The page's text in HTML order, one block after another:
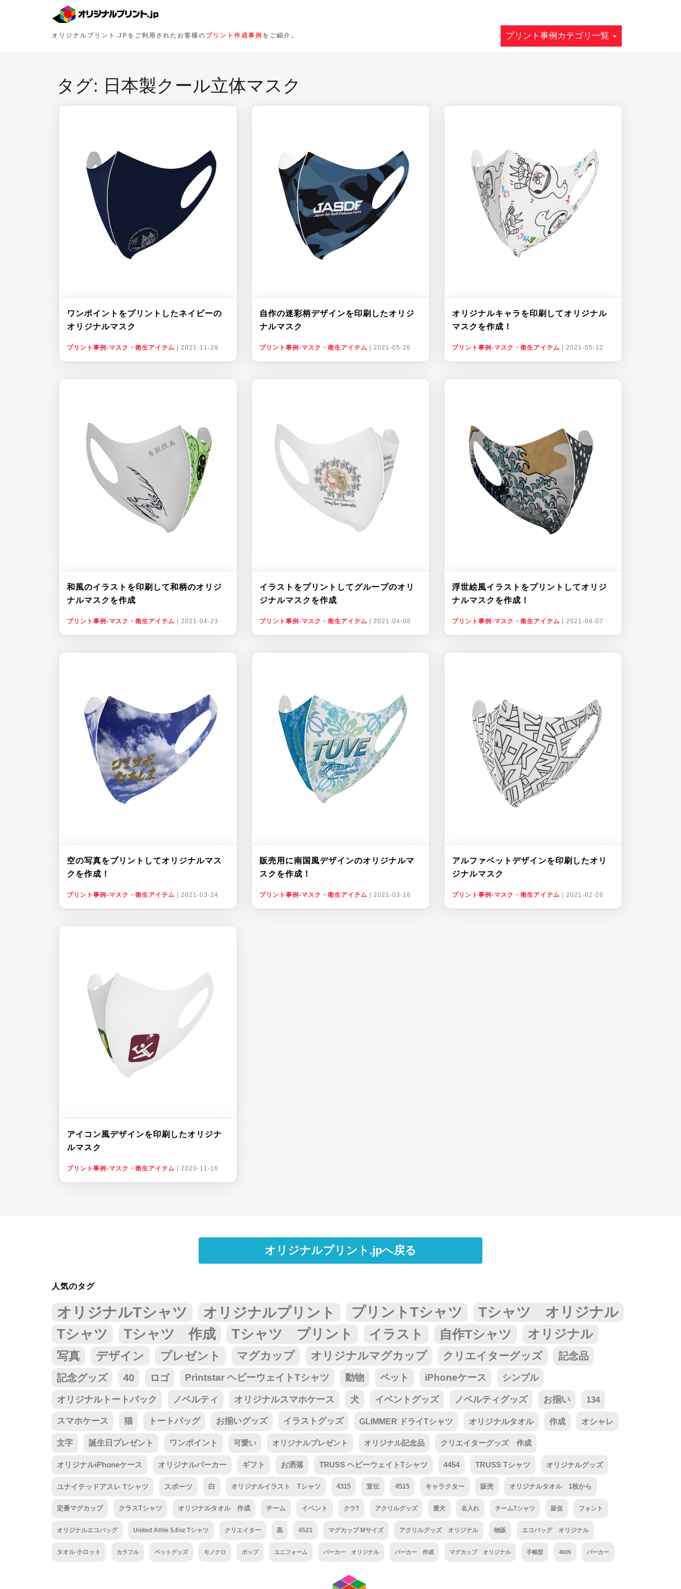
オリジナルプリント.JPをご利用されたお客様の プリント作成事例 をご紹介。 プリント事例カテゴリ一覧
タグ: 日本製クール立体マスク
ワンポイントをプリントしたネイビーの
オリジナルマスク
プリント事例-マスク・衛生アイテム 2021-11-28
自作の迷彩柄デザインを印刷したオリジ
ナルマスク
プリント事例-マスク・衛生アイテム 2021-05-26
オリジナルキャラを印刷してオリジナル
マスクを作成！
プリント事例-マスク・衛生アイテム 2021-05-12
和風のイラストを印刷して和柄のオリジ
ナルマスクを作成
プリント事例-マスク・衛生アイテム 2021-04-23
イラストをプリントしてグループのオリ
ジナルマスクを作成
プリント事例-マスク・衛生アイテム 2021-04-08
浮世絵風イラストをプリントしてオリジ
ナルマスクを作成！
プリント事例-マスク・衛生アイテム 2021-04-07
空の写真をプリントしてオリジナルマス
クを作成！
プリント事例-マスク・衛生アイテム 2021-03-24
販売用に南国風デザインのオリジナルマ
スクを作成！
プリント事例-マスク・衛生アイテム 2021-03-16
アルファベットデザインを印刷したオリ
ジナルマスク
プリント事例-マスク・衛生アイテム 2021-02-26
アイコン風デザインを印刷したオリジナ
ルマスク
プリント事例-マスク・衛生アイテム 2020-11-16
オリジナルプリント.jpへ戻る
人気のタグ
オリジナルTシャツ オリジナルプリント プリントTシャツ
Tシャツ オリジナル
Tシャツ
Tシャツ 作成 Tシャツ プリント イラスト 自作Tシャツ オリジナル
写真 デザイン プレゼント マグカップ オリジナルマグカップ クリエイターグッズ
記念品
記念グッズ
40 ロゴ Printstar ヘビーウェイトTシャツ 動物 ペット iPhoneケース シンプル
オリジナルトートバック ノベルティ オリジナルスマホケース 犬 イベントグッズ ノベルティグッズ お揃い 134
スマホケース 猫 トートバッグ お揃いグッズ イラストグッズ GLIMMER ドライTシャツ オリジナルタオル 作成 オシャレ
文字 誕生日プレゼント ワンポイント 可愛い オリジナルプレゼント オリジナル記念品 クリエイターグッズ 作成
オリジナルiPhoneケース オリジナルパーカー ギフト お洒落 TRUSS ヘビーウェイトTシャツ 4454 TRUSS Tシャツ オリジナルグッズ
ユナイテッドアスレ Tシャツ スポーツ 白 オリジナルイラスト Tシャツ 4315 宣伝 4515 キャラクター 販売 オリジナルタオル 1枚から
定番マグカップ クラスTシャツ オリジナルタオル 作成 チーム イベント クラT アクリルグッズ 愛犬 名入れ チームTシャツ 販促 フォント
オリジナルエコバッグ United Athle 5.6oz Tシャツ クリエイター 黒 4521 マグカップ Mサイズ アクリルグッズ オリジナル 物販 エコバッグ オリジナル
タオル 小ロット カラフル ペットグッズ モノクロ ポップ ユニフォーム パーカー オリジナル パーカー 作成 マグカップ オリジナル 手帳型 4605 パーカー